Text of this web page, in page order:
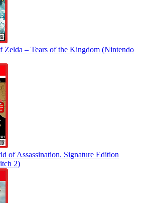
Zelda – Tears of the Kingdom (Nintendo
of Assassination. Signature Edition
2)